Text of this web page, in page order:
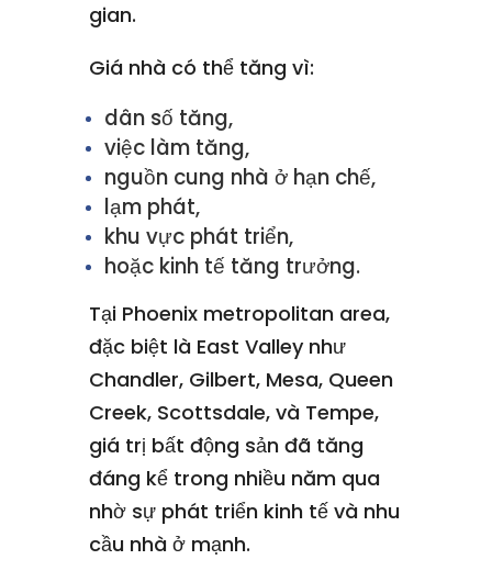
gian.
Giá nhà có thể tăng vì:
dân số tăng,
việc làm tăng,
nguồn cung nhà ở hạn chế,
lạm phát,
khu vực phát triển,
hoặc kinh tế tăng trưởng.
Tại Phoenix metropolitan area,
đặc biệt là East Valley như
Chandler, Gilbert, Mesa, Queen
Creek, Scottsdale, và Tempe,
giá trị bất động sản đã tăng
đáng kể trong nhiều năm qua
nhờ sự phát triển kinh tế và nhu
cầu nhà ở mạnh.